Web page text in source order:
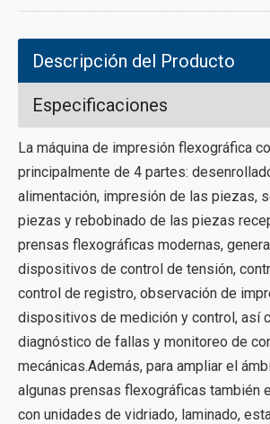
Descripción del Producto
Especificaciones
La máquina de impresión flexográfica
principalmente de 4 partes:
alimentación, impresión de las piezas,
piezas y rebobinado de las piezas
prensas flexográficas modernas,
dispositivos de control de tensión,
control de registro, observación de
dispositivos de medición y control, así
diagnóstico de fallas y monitoreo de
mecánicas.Además, para ampliar el
algunas prensas flexográficas también
con unidades de vidriado, laminado,